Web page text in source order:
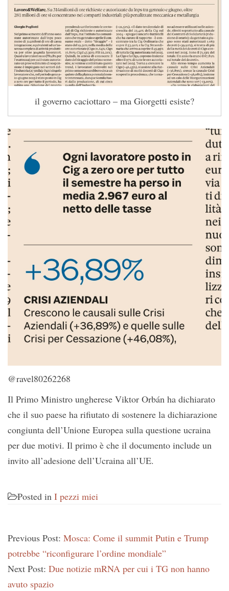
il governo caciottaro – ma Giorgetti esiste?
@ravel80262268
Il Primo Ministro ungherese Viktor Orbán ha dichiarato
che il suo paese ha rifiutato di sostenere la dichiarazione
congiunta dell’Unione Europea sulla questione ucraina
per due motivi. Il primo è che il documento include un
invito all’adesione dell’Ucraina all’UE.
Posted in I pezzi miei
Previous Post: Mosca: Come il summit Putin e Trump
potrebbe “riconfigurare l’ordine mondiale”
Next Post: Due notizie mRNA per cui i TG non hanno
avuto spazio